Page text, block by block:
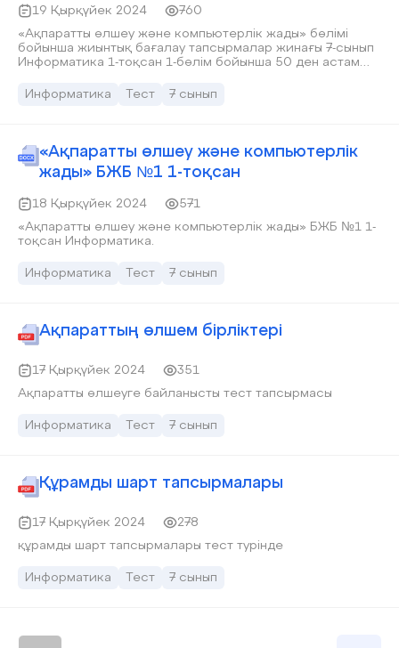
19 Қырқүйек 2024
760
«Ақпаратты өлшеу және компьютерлік жады» бөлімі
бойынша жиынтық бағалау тапсырмалар жинағы 7-сынып
Информатика 1-тоқсан 1-бөлім бойынша 50 ден астам
Информатика
Тест 7 сынып
«Ақпаратты өлшеу және компьютерлік
жады» БЖБ №1 1-тоқсан
18 Қырқүйек 2024
571
«Ақпаратты өлшеу және компьютерлік жады» БЖБ №1 1-
тоқсан Информатика.
Информатика Тест 7 сынып
Ақпараттың өлшем бірліктері
17 Қырқүйек 2024
351
Ақпаратты өлшеуге байланысты тест тапсырмасы
Информатика Тест 7 сынып
Құрамды шарт тапсырмалары
17 Қырқүйек 2024
278
құрамды шарт тапсырмалары тест турінде
Информатика Тест 7 сынып